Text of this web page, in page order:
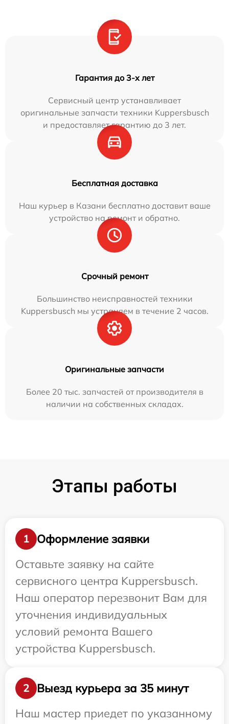
Гарантия до 3-х лет
Сервисный центр устанавливает
оригинальные запчасти техники Kuppersbusch
и предоставляет гарантию до 3 лет.
Бесплатная доставка
Наш курьер в Казани бесплатно доставит ваше
устройство на ремонт и обратно.
Срочный ремонт
Большинство неисправностей техники
Kuppersbusch мы устраняем в течение 2 часов.
Оригинальные запчасти
Более 20 тыс. запчастей от производителя в
наличии на собственных складах.
Этапы работы
1
Оформление заявки
Оставьте заявку на сайте
сервисного центра Kuppersbusch.
Наш оператор перезвонит Вам для
уточнения индивидуальных
условий ремонта Вашего
устройства Kuppersbusch.
2
Выезд курьера за 35 минут
Наш мастер приедет по указанному